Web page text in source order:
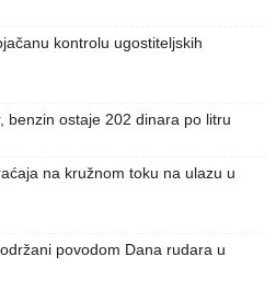
kontrolu ugostiteljskih
benzin ostaje 202 dinara po litru
na kružnom toku na ulazu u
povodom Dana rudara u